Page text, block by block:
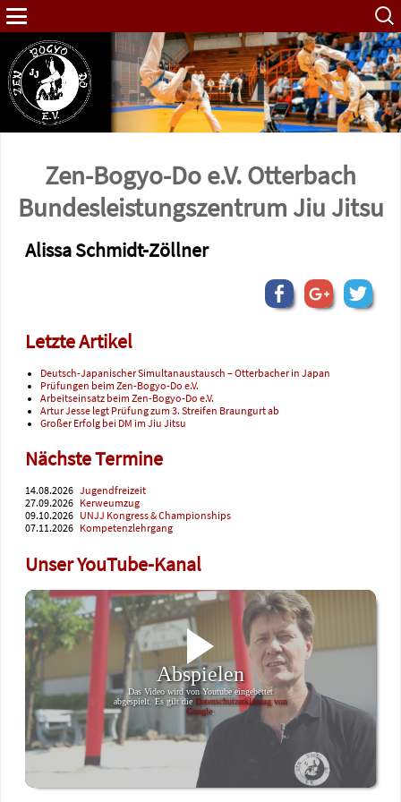
Suche
nach:
Zen-Bogyo-Do e.V. Otterbach
Bundes­leistungs­zentrum Jiu Jitsu
Alissa Schmidt-Zöllner
Letzte Artikel
Deutsch-Japanischer Simultanaustausch – Otterbacher in Japan
Prüfungen beim Zen-Bogyo-Do e.V.
Arbeitseinsatz beim Zen-Bogyo-Do e.V.
Artur Jesse legt Prüfung zum 3. Streifen Braungurt ab
Großer Erfolg bei DM im Jiu Jitsu
Nächste Termine
14.08.2026 Jugendfreizeit
27.09.2026 Kerweumzug
09.10.2026 UNJJ Kongress & Championships
07.11.2026 Kompetenzlehrgang
Unser YouTube-Kanal